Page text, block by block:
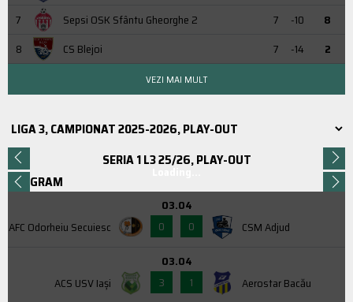
7
Sepsi OSK Sfântu Gheorghe 2 7 -10
8
8
CS Blejoi 7 -14 2
VEZI MAI MULT
SERIA 1 L3 25/26, PLAY-OUT
Loading...
PROGRAM
AFC Odorheiu Secuiesc
03.04
0
0 CSM Adjud
ACS USV Iaşi
03.04
3
1 Aerostar Bacău